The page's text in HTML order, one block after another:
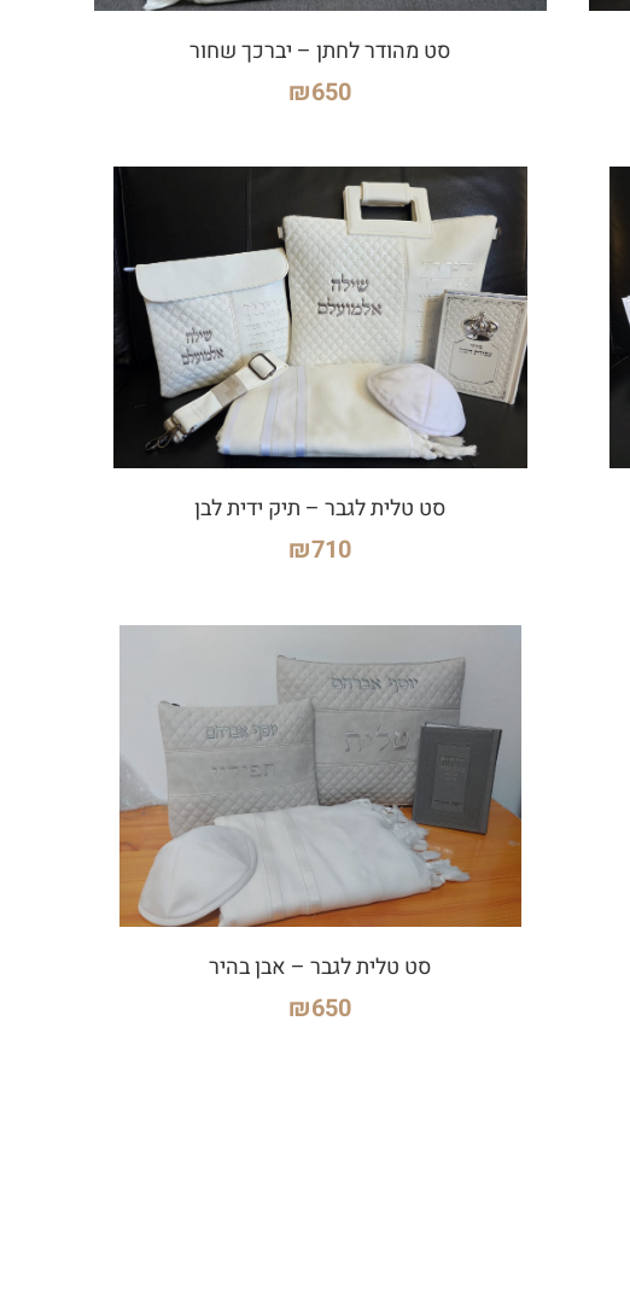
סט מהודר לחתן – יברכך שחור
₪650
סט טלית לגבר – תיק ידית לבן
₪710
סט טלית לגבר – אבן בהיר
₪650